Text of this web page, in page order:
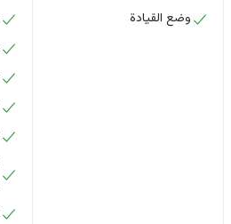
وضع القيادة